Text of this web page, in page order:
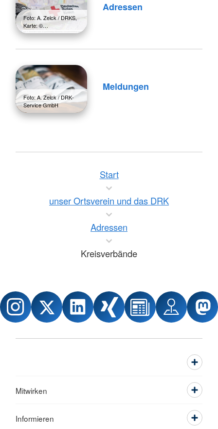
Foto: A. Zelck / DRKS,
Karte: ©…
Adressen
Foto: A. Zelck / DRK-
Service GmbH
Meldungen
Start
unser Ortsverein und das DRK
Adressen
Kreisverbände
Mitwirken
Informieren